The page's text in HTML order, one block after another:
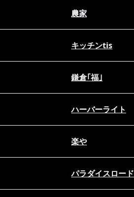
農家
キッチンtis
鎌倉｢福｣
ハーバーライト
楽や
パラダイスロード